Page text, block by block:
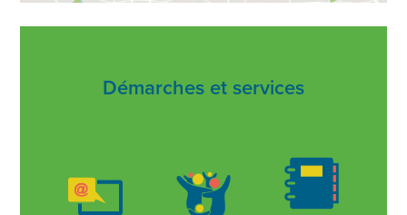
Démarches et services